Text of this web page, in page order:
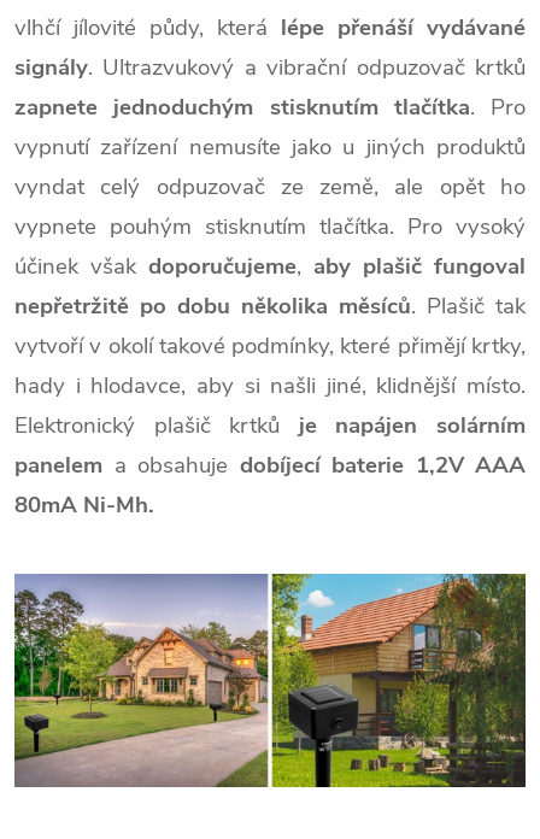
vlhčí jílovité půdy, která lépe přenáší vydávané
signály. Ultrazvukový a vibrační odpuzovač krtků
zapnete jednoduchým stisknutím tlačítka. Pro
vypnutí zařízení nemusíte jako u jiných produktů
vyndat celý odpuzovač ze země, ale opět ho
vypnete pouhým stisknutím tlačítka. Pro vysoký
účinek však doporučujeme, aby plašič fungoval
nepřetržitě po dobu několika měsíců. Plašič tak
vytvoří v okolí takové podmínky, které přimějí krtky,
hady i hlodavce, aby si našli jiné, klidnější místo.
Elektronický plašič krtkůje napájen solárním
panelem a obsahuje dobíjecí baterie 1,2V AAA
80mA Ni-Mh.